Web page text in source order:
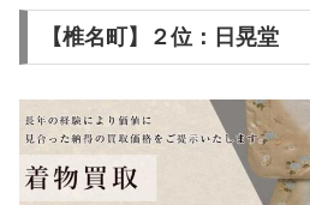
【椎名町】２位：日晃堂